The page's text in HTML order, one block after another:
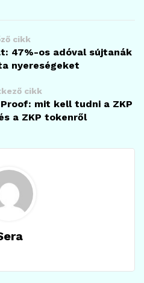
cikk
47%-os adóval sújtanák
nyereségeket
cikk
mit kell tudni a ZKP
a ZKP tokenről